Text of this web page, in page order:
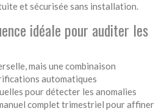
et sécurisée sans installation.
idéale pour auditer les
mais une combinaison
automatiques
pour détecter les anomalies
complet trimestriel pour affiner